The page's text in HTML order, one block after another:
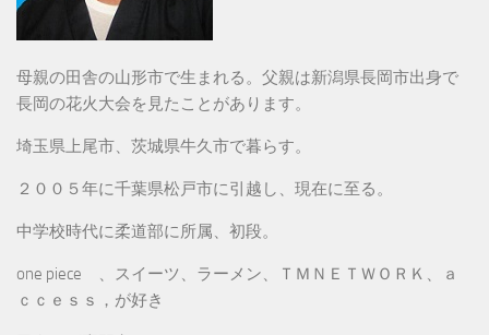
母親の田舎の山形市で生まれる。父親は新潟県長岡市出身で
長岡の花火大会を見たことがあります。
埼玉県上尾市、茨城県牛久市で暮らす。
２００５年に千葉県松戸市に引越し、現在に至る。
中学校時代に柔道部に所属、初段。
one piece 、スイーツ、ラーメン、ＴＭＮＥＴＷＯＲＫ、ａ
ｃｃｅｓｓ，が好き